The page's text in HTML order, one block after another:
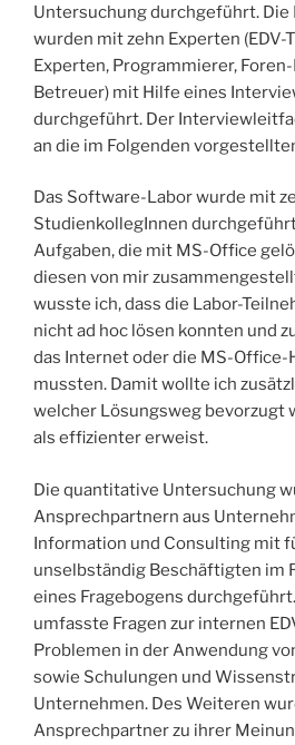
Untersuchung durchgeführt. Die
wurden mit zehn Experten (EDV-
Experten, Programmierer,
Betreuer) mit Hilfe eines
durchgeführt. Der
an die im Folgenden
Das Software-Labor wurde mit
StudienkollegInnen
Aufgaben, die mit MS-Office
diesen von mir
wusste ich, dass die Labor-
nicht ad hoc lösen konnten und
das Internet oder die MS-Office-
mussten. Damit wollte ich
welcher Lösungsweg bevorzugt
als effizienter erweist.
Die quantitative Untersuchung
Ansprechpartnern aus
Information und Consulting mit
unselbständig Beschäftigten im
eines Fragebogens
umfasste Fragen zur internen
Problemen in der Anwendung
sowie Schulungen und
Unternehmen. Des Weiteren
Ansprechpartner zu ihrer